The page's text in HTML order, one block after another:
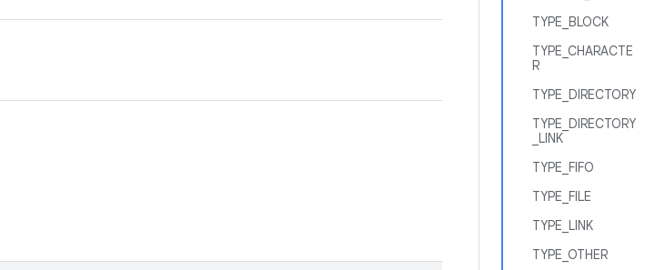
TYPE_BLOCK
TYPE_CHARACTE
R
TYPE_DIRECTORY
TYPE_DIRECTORY
_LINK
TYPE_FIFO
TYPE_FILE
TYPE_LINK
TYPE_OTHER